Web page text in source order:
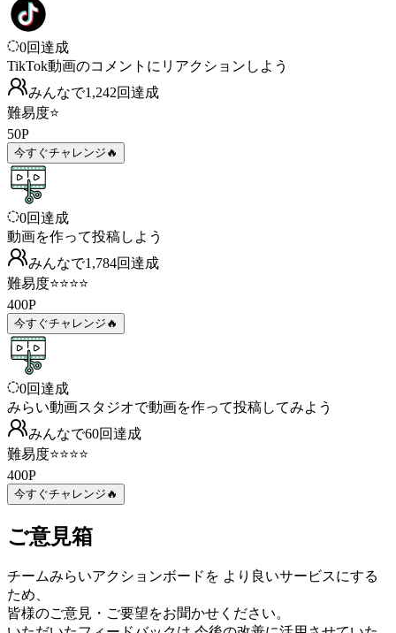
0回達成
TikTok動画のコメントにリアクションしよう
みんなで1,242回達成
難易度⭐
50P
今すぐチャレンジ🔥
0回達成
動画を作って投稿しよう
みんなで1,784回達成
難易度⭐⭐⭐⭐
400P
今すぐチャレンジ🔥
0回達成
みらい動画スタジオで動画を作って投稿してみよう
みんなで60回達成
難易度⭐⭐⭐⭐
400P
今すぐチャレンジ🔥
ご意見箱
チームみらいアクションボードを より良いサービスにする
ため、
皆様のご意見・ご要望をお聞かせください。